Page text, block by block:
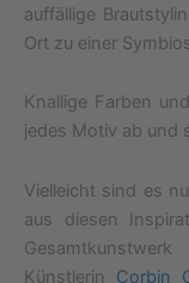
auffällige
Ort zu einer
Knallige Farben
jedes Motiv ab und
Vielleicht sind es
aus diesen
Künstlerin
Corbin